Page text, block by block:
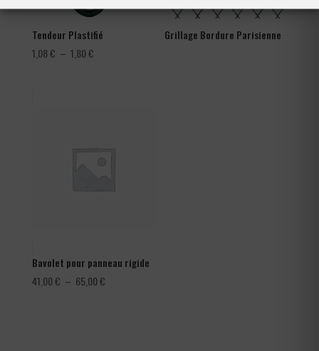
Tendeur Plastifié
1,08€ – 1,80€Plage
Grillage Bordure Parisienne
Bavolet pour panneau rigide
41,00€ – 65,00€Plage